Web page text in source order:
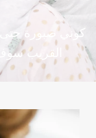
كوني صبورة
القريب